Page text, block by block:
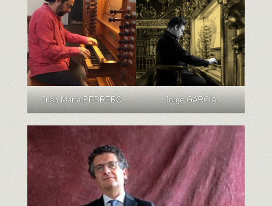
Juan María PEDRERO Jorge GARCÍA